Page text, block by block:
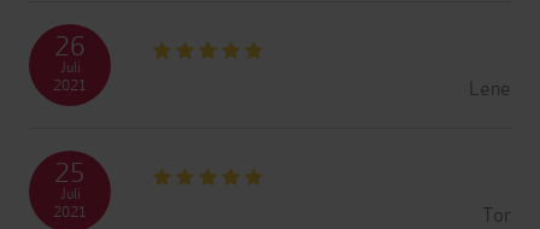
Lene
26
Juli
2021
Tor
25
Juli
2021